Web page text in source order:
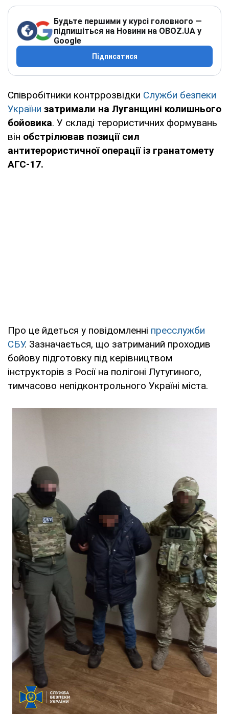
Будьте першими у курсі головного —
підпишіться на Новини на OBOZ.UA у
Google
Підписатися
Співробітники контррозвідки Служби безпеки
України затримали на Луганщині колишнього
бойовика. У складі терористичних формувань
він обстрілював позиції сил
антитерористичної операції із гранатомету
АГС-17.
Про це йдеться у повідомленні пресслужби
СБУ. Зазначається, що затриманий проходив
бойову підготовку під керівництвом
інструкторів з Росії на полігоні Лутугиного,
тимчасово непідконтрольного Україні міста.